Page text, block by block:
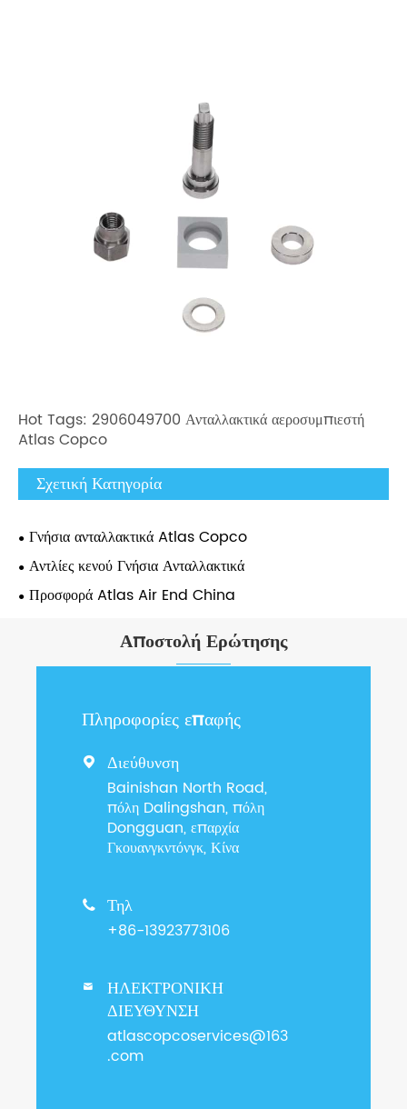
Hot Tags: 2906049700 Ανταλλακτικά αεροσυμπιεστή
Atlas Copco
Σχετική Κατηγορία
Γνήσια ανταλλακτικά Atlas Copco
Αντλίες κενού Γνήσια Ανταλλακτικά
Προσφορά Atlas Air End China
Αποστολή Ερώτησης
Πληροφορίες επαφής
 Διεύθυνση
Bainishan North Road,
πόλη Dalingshan, πόλη
Dongguan, επαρχία
Γκουανγκντόνγκ, Κίνα
 Τηλ
+86-13923773106

ΗΛΕΚΤΡΟΝΙΚΗ
ΔΙΕΥΘΥΝΣΗ
atlascopcoservices@163
.com